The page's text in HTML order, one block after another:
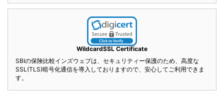
WildcardSSL Certificate
SBIの保険比較インズウェブは、セキュリティー保護のため、高度な
SSL(TLS)暗号化通信を導入しておりますので、安心してご利用できま
す。